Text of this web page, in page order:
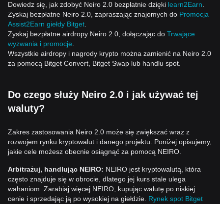
Dowiedz się, jak zdobyć Neiro 2.0 bezpłatnie dzięki learn2Earn
Zyskaj bezpłatne Neiro 2.0, zapraszając znajomych do Promocja
Assist2Earn giełdy Bitget
Zyskaj bezpłatne airdropy Neiro 2.0, dołączając do Trwające
wyzwania i promocje
Wszystkie airdropy i nagrody krypto można zamienić na Neiro 2.0
za pomocą Bitget Convert, Bitget Swap lub handlu spot.
Do czego służy Neiro 2.0 i jak używać tej
waluty?
Zakres zastosowania Neiro 2.0 może się zwiększać wraz z
rozwojem rynku kryptowalut i danego projektu. Poniżej opisujemy,
jakie cele możesz obecnie osiągnąć za pomocą NEIRO.
Arbitrażuj, handlując NEIRO: NEIRO jest kryptowalutą, która
często znajduje się w obrocie, dlatego jej kurs stale ulega
wahaniom. Zarabiaj więcej NEIRO, kupując walutę po niskiej
cenie i sprzedając ją po wysokiej na giełdzie. Rynek spot Bitget